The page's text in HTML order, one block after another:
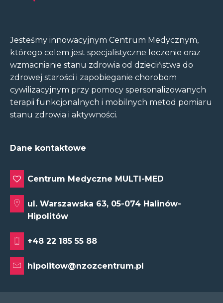
Jesteśmy innowacyjnym Centrum Medycznym,
którego celem jest specjalistyczne leczenie oraz
wzmacnianie stanu zdrowia od dzieciństwa do
zdrowej starości i zapobieganie chorobom
cywilizacyjnym przy pomocy spersonalizowanych
terapii funkcjonalnych i mobilnych metod pomiaru
stanu zdrowia i aktywności.
Dane kontaktowe
Centrum Medyczne MULTI-MED
ul. Warszawska 63, 05-074 Halinów-
Hipolitów
+48 22 185 55 88
hipolitow@nzozcentrum.pl